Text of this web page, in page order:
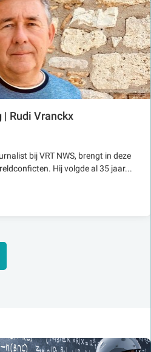
Rudi Vranckx
bij VRT NWS, brengt in deze
Hij volgde al 35 jaar...